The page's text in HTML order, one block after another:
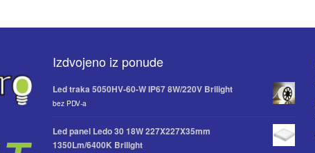
Izdvojeno iz ponude
Led traka 5050HV-60-W IP67 8W/220V Brilight
bez PDV-a
Led panel Ledo 30 18W 227X227X35mm
1350Lm/6400K Brilight